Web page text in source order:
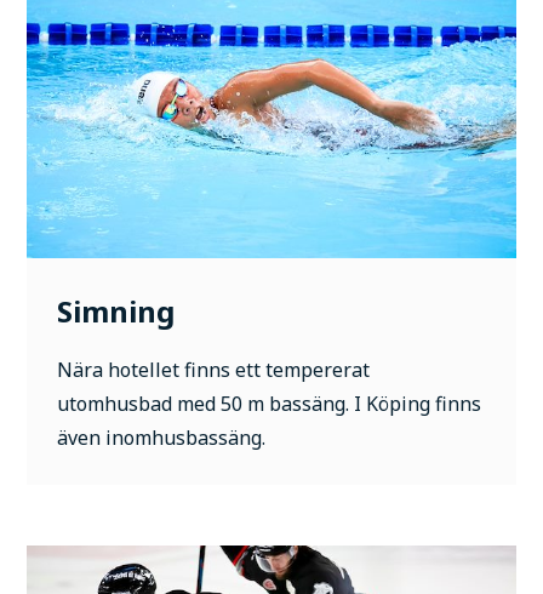
Simning
Nära hotellet finns ett tempererat
utomhusbad med 50 m bassäng. I Köping finns
även inomhusbassäng.